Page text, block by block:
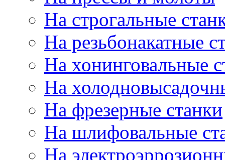
На строгальные
На резьбонакатные
На хонинговальные
На
На фрезерные станки
На шлифовальные
На